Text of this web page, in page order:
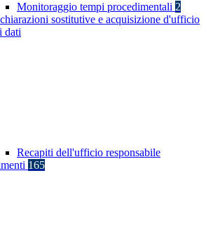
Monitoraggio tempi procedimentali 2
sostitutive e acquisizione d'ufficio
dati
Recapiti dell'ufficio responsabile
165